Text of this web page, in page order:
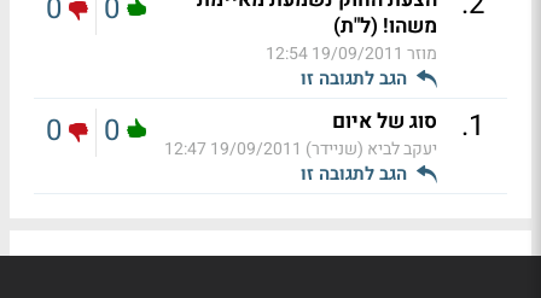
משהו! (ל"ת)
מוזר 19/09/2011 12:54
הגב לתגובה זו
0
0
1
. סוג של איום
יעקב לביא (שניידר) 19/09/2011 12:47
הגב לתגובה זו
0
0